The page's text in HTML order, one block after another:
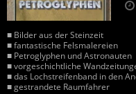
■ Bilder aus der Steinzeit
■ fantastische Felsmalereien
■ Petroglyphen und Astronauten
■ vorgeschichtliche
■ das Lochstreifenband in den
■ gestrandete Raumfahrer